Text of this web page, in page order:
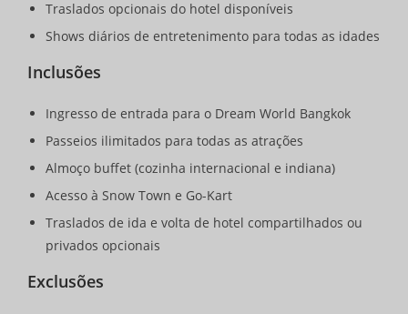
Traslados opcionais do hotel disponíveis
Shows diários de entretenimento para todas as idades
Inclusões
Ingresso de entrada para o Dream World Bangkok
Passeios ilimitados para todas as atrações
Almoço buffet (cozinha internacional e indiana)
Acesso à Snow Town e Go-Kart
Traslados de ida e volta de hotel compartilhados ou
privados opcionais
Exclusões